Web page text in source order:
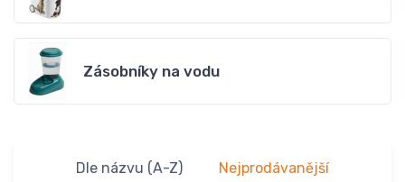
Zásobníky na vodu
Dle názvu (A-Z) Nejprodávanější